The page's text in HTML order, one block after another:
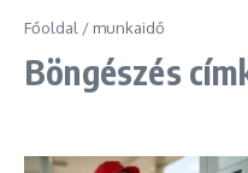
Főoldal / munkaidő
Böngészés